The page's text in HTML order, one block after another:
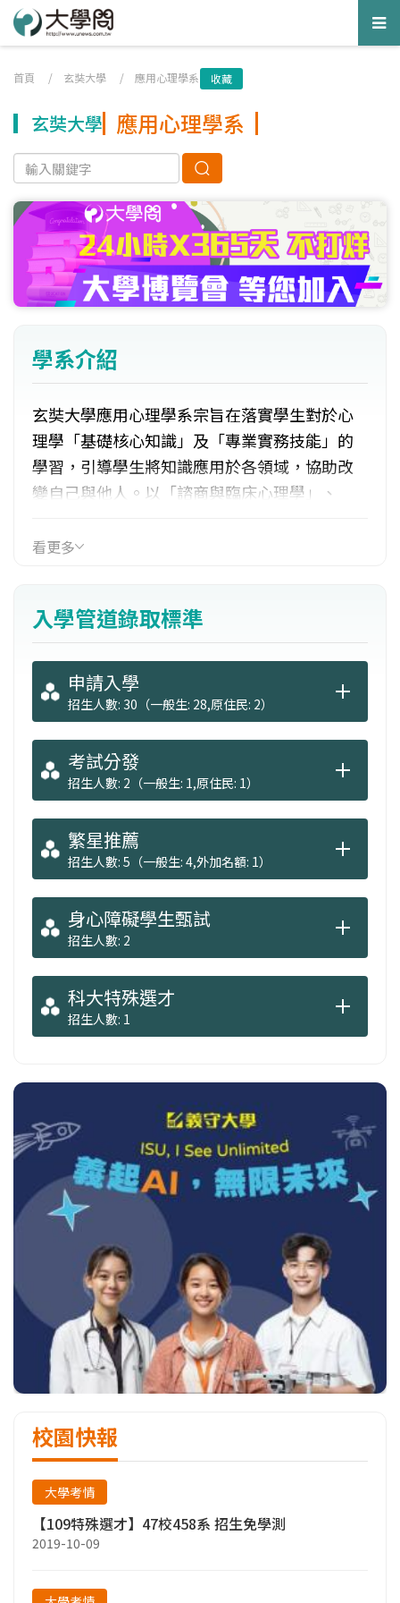
首頁 / 玄奘大學 / 應用心理學系 收藏
玄奘大學 應用心理學系
學系介紹
玄奘大學應用心理學系宗旨在落實學生對於心
理學「基礎核心知識」及「專業實務技能」的
學習，引導學生將知識應用於各領域，協助改
變自己與他人。以「諮商與臨床心理學」、
心理學」三個領域為發展主軸。學生畢業發展
如監獄官、監所管理員、觀護人、心輔員及心
測員；以及從事工商工作如人力資源管理、廣
告行銷。
看更多
入學管道錄取標準
申請入學
招生人數: 30（一般生: 28,原住民: 2）
考試分發
招生人數: 2（一般生: 1,原住民: 1）
繁星推薦
招生人數: 5（一般生: 4,外加名額: 1）
身心障礙學生甄試
招生人數: 2
科大特殊選才
招生人數: 1
校園快報
大學考情
【109特殊選才】47校458系 招生免學測
2019-10-09